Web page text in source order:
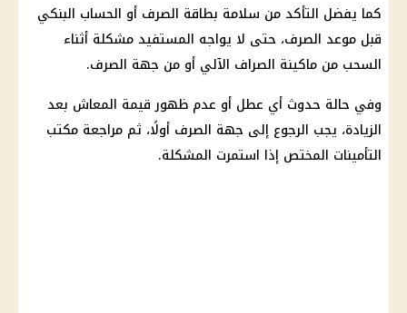
كما يفضل التأكد من سلامة بطاقة الصرف أو الحساب البنكي
قبل موعد الصرف، حتى لا يواجه المستفيد مشكلة أثناء
السحب من ماكينة الصراف الآلي أو من جهة الصرف.
وفي حالة حدوث أي عطل أو عدم ظهور قيمة المعاش بعد
الزيادة، يجب الرجوع إلى جهة الصرف أولًا، ثم مراجعة مكتب
التأمينات المختص إذا استمرت المشكلة.